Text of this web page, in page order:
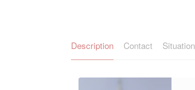
Description Contact Situation